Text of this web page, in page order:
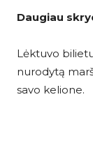
Daugiau
Lėktuvo
nurodytą
savo kelione.